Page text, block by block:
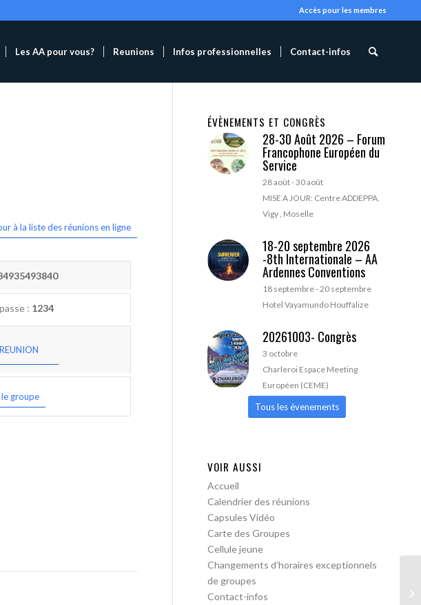
Accès pour les membres
Les AA pour vous? Reunions Infos professionnelles Contact-infos
à la liste des réunions en ligne
: 1234
groupe
ÉVÈNEMENTS ET CONGRÈS
28-30 Août 2026 – Forum
Francophone Européen du
Service
28 août-30 août
MISE A JOUR: Centre ADDEPPA,
Vigy , Moselle
18-20 septembre 2026
-8th Internationale – AA
Ardennes Conventions
18 septembre-20 septembre
Hotel Vayamundo Houffalize
20261003- Congrès
3 octobre
Charleroi Espace Meeting
Européen (CEME)
Tous les évenements
VOIR AUSSI
Accueil
Calendrier des réunions
Capsules Vidéo
Carte des Groupes
Cellule jeune
Changements d’horaires exceptionnels
de groupes
Contact-infos